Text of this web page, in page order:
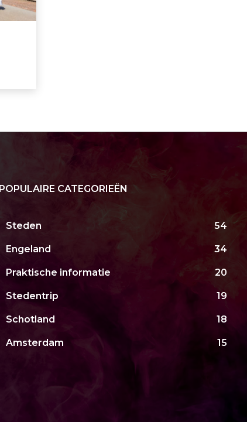
POPULAIRE CATEGORIEËN
Steden 54
Engeland 34
Praktische informatie 20
Stedentrip 19
Schotland 18
Amsterdam 15